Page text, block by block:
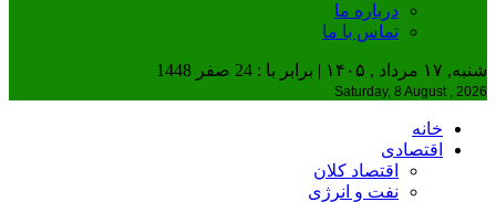
درباره ما
تماس با ما
شنبه, ۱۷ مرداد , ۱۴۰۵ | برابر با : 24 صفر 1448
Saturday, 8 August , 2026
خانه
اقتصادی
اقتصاد کلان
نفت و انرژی